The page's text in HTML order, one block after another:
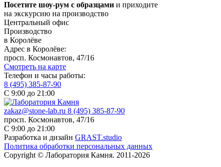
Посетите шоу-рум с образцами и приходите
на экскурсию на производство
Центральный офис
Производство
в Королёве
Адрес в Королёве:
просп. Космонавтов, 47/16
Смотреть на карте
Телефон и часы работы:
8 (495) 385-87-90
С 9:00 до 21:00
zakaz@stone-lab.ru 8 (495) 385-87-90
просп. Космонавтов, 47/16
С 9:00 до 21:00
Разработка и дизайн GRAST.studio
Политика обработки персональных данных
Copyright © Лаборатория Камня. 2011-2026